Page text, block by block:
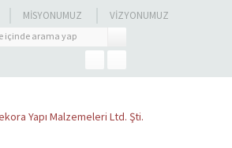
MISYONUMUZ VIZYONUMUZ